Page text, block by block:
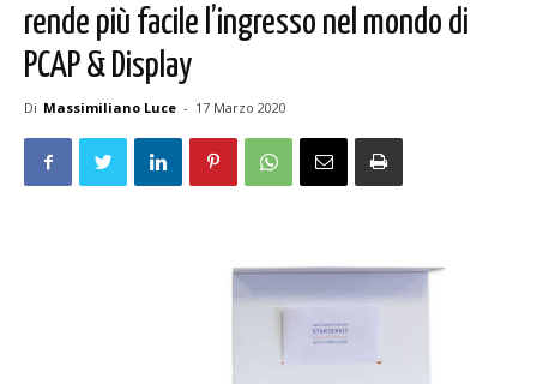
rende più facile l’ingresso nel mondo di
PCAP & Display
Di Massimiliano Luce - 17 Marzo 2020